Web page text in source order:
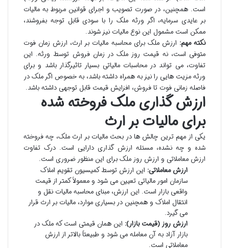
است. همچنین، در صورت تصویب و اجرای قوانین مربوط به مالیات
بر عایدی سرمایه، اگر ورثه ملک را با سودی قابل توجه بفروشند،
ممکن است مشمول این نوع مالیات نیز شوند.
نکته مهم: ارزش ملک برای محاسبه مالیات بر ارث، ارزش زمان فوت
متوفی است، نه قیمت روز ملک در زمان فروش توسط ورثه. این
تفاوت، می تواند در محاسبات مالیاتی بسیار تاثیرگذار باشد و برای
ورثه مزیت هایی را نیز به همراه داشته باشد، به خصوص اگر ملک در
فاصله زمانی فوت تا فروش، افزایش قیمت قابل توجهی داشته باشد.
ارزش گذاری ملک فروخته شده
برای مالیات بر ارث
یکی از مهم ترین چالش ها در بحث مالیات بر ارث ملک، چه فروخته
شده و چه نشده، مسئله ارزش گذاری دارایی است. درک تفاوت
ارزش معاملاتی و ارزش روز ملک برای این منظور ضروری است.
ارزش معاملاتی: این ارزش توسط کمیسیون تقویم املاک
سازمان امور مالیاتی تعیین می شود و معمولاً کمتر از قیمت
واقعی بازار است. این ارزش، مبنای محاسبه مالیات نقل و
انتقال املاک و همچنین در بسیاری موارد، مالیات بر ارث قرار
می گیرد.
ارزش روز (قیمت بازار): این همان قیمتی است که ملک در
بازار آزاد به آن معامله می شود و طبیعتاً بالاتر از ارزش
معاملاتی است.